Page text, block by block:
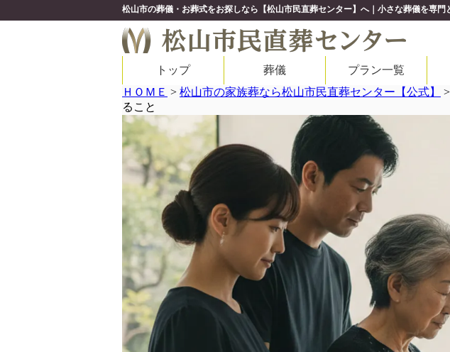
松山市の葬儀・お葬式をお探しなら【松山市民直葬センター】へ｜小さな葬儀を専門
トップ 葬儀 プラン一覧
ＨＯＭＥ > 松山市の家族葬なら松山市民直葬センター【公式】 >
ること